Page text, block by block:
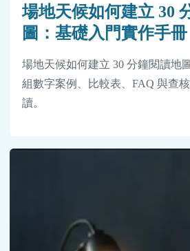
場地天候如何建立 30
圖：基礎入門實作手冊
場地天候如何建立 30 分鐘閱讀地
組數字案例、比較表、FAQ 與查
讀。